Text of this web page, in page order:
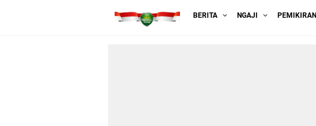
BERITA NGAJI PEMIKIRAN